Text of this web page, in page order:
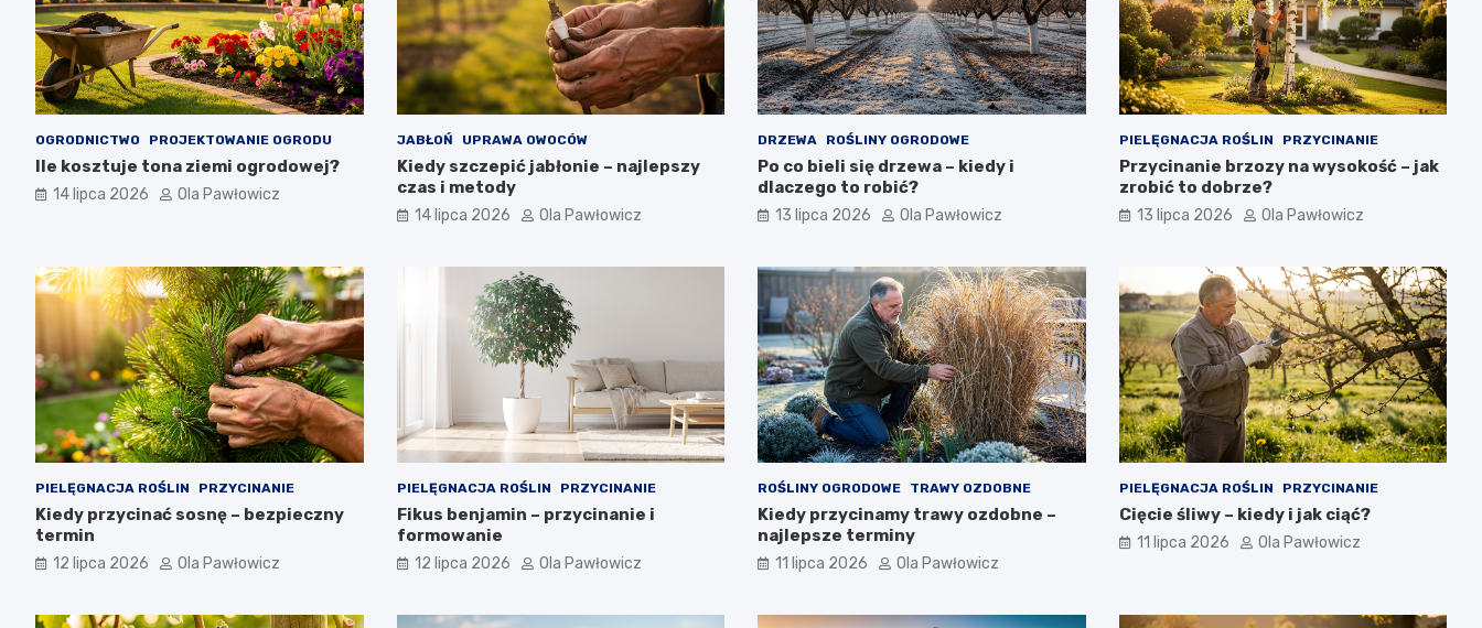
OGRODNICTWO PROJEKTOWANIE OGRODU
Ile kosztuje tona ziemi ogrodowej?
14 lipca 2026 Ola Pawłowicz
JABŁOŃ UPRAWA OWOCÓW
Kiedy szczepić jabłonie – najlepszy
czas i metody
14 lipca 2026 Ola Pawłowicz
DRZEWA ROŚLINY OGRODOWE
Po co bieli się drzewa – kiedy i
dlaczego to robić?
13 lipca 2026 Ola Pawłowicz
PIELĘGNACJA ROŚLIN PRZYCINANIE
Przycinanie brzozy na wysokość – jak
zrobić to dobrze?
13 lipca 2026 Ola Pawłowicz
PIELĘGNACJA ROŚLIN PRZYCINANIE
Kiedy przycinać sosnę – bezpieczny
termin
12 lipca 2026 Ola Pawłowicz
PIELĘGNACJA ROŚLIN PRZYCINANIE
Fikus benjamin – przycinanie i
formowanie
12 lipca 2026 Ola Pawłowicz
ROŚLINY OGRODOWE TRAWY OZDOBNE
Kiedy przycinamy trawy ozdobne –
najlepsze terminy
11 lipca 2026 Ola Pawłowicz
PIELĘGNACJA ROŚLIN PRZYCINANIE
Cięcie śliwy – kiedy i jak ciąć?
11 lipca 2026 Ola Pawłowicz